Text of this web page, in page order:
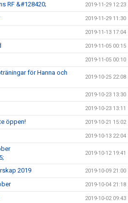
RF &#128420; 2019-11-29 12:23
2019-11-29 11:30
2019-11-13 17:04
2019-11-05 00:15
2019-11-05 00:10
för Hanna och
2019-10-25 22:08
2019-10-23 13:30
2019-10-23 13:11
öppen! 2019-10-21 15:02
2019-10-13 22:04
2019-10-12 19:41
2019 2019-10-09 21:00
2019-10-04 21:18
2019-10-02 09:43